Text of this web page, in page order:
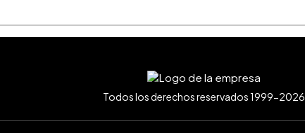
Todos los derechos reservados 1999-2026